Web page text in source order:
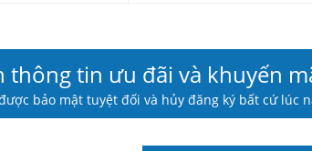
thông tin ưu đãi và khuyến
bảo mật tuyệt đối và hủy đăng ký bất cứ lúc